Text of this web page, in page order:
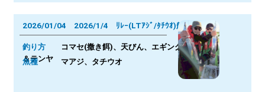
2026/01/04 2026/1/4 ﾘﾚｰ(LTｱｼﾞ/ﾀﾁｳｵ)船
釣り方
コマセ(撒き餌)、天びん、エギング
＆テンヤ
魚種 マアジ、タチウオ